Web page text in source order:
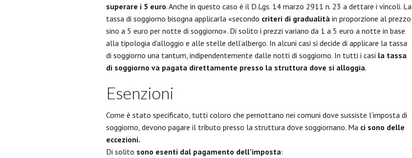
superare i 5 euro. Anche in questo caso è il D.Lgs. 14 marzo 2911 n. 23 a dettare i vincoli. La
tassa di soggiorno bisogna applicarla «secondo criteri di gradualità in proporzione al prezzo
sino a 5 euro per notte di soggiorno». Di solito i prezzi variano da 1 a 5 euro a notte in base
alla tipologia d’alloggio e alle stelle dell’albergo. In alcuni casi si decide di applicare la tassa
di soggiorno una tantum, indipendentemente dalle notti di soggiorno. In tutti i casi la tassa
di soggiorno va pagata direttamente presso la struttura dove si alloggia.
Esenzioni
Come è stato specificato, tutti coloro che pernottano nei comuni dove sussiste l’imposta di
soggiorno, devono pagare il tributo presso la struttura dove soggiornano. Ma ci sono delle
eccezioni.
Di solito sono esenti dal pagamento dell’imposta: